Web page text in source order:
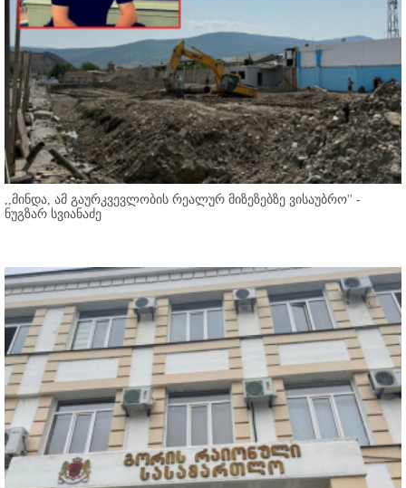
,,მინდა, ამ გაურკვევლობის რეალურ მიზეზებზე ვისაუბრო'' -
ნუგზარ სვიანაძე